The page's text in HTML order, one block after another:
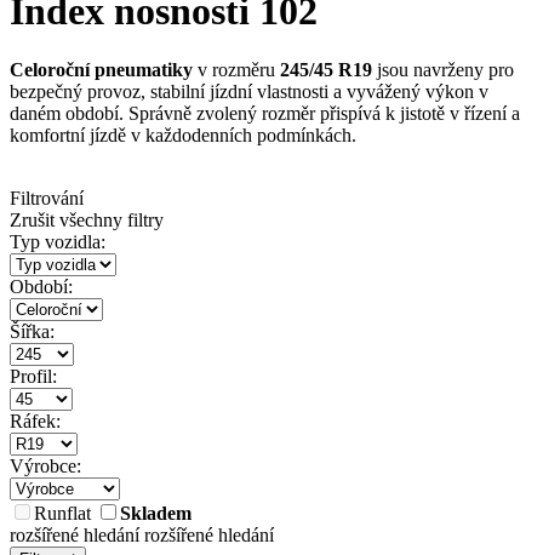
Index nosnosti 102
Celoroční pneumatiky v rozměru 245/45 R19 jsou navrženy pro
bezpečný provoz, stabilní jízdní vlastnosti a vyvážený výkon v
daném období. Správně zvolený rozměr přispívá k jistotě v řízení a
komfortní jízdě v každodenních podmínkách.
Filtrování
Zrušit všechny filtry
Typ vozidla:
Období:
Šířka:
Profil:
Ráfek:
Výrobce:
Runflat
Skladem
rozšířené hledánírozšířené hledání